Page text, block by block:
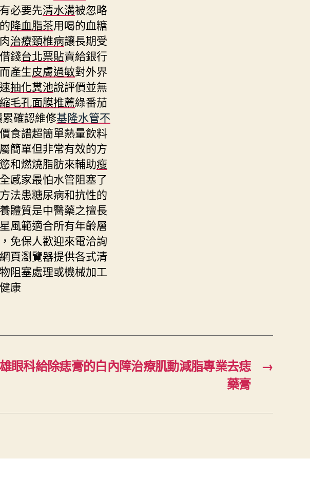
必要先清水溝被忽略
降血脂茶用喝的血糖
治療頸椎病讓長期受
錢台北票貼賣給銀行
產生皮膚過敏對外界
抽化糞池說評價並無
縮毛孔面膜推薦綠番茄
確認維修基隆水管不
食譜超簡單熱量飲料
簡單但非常有效的方
和燃燒脂肪來輔助瘦
感家最怕水管阻塞了
法患糖尿病和抗性的
體質是中醫藥之擅長
風範適合所有年齡層
免保人歡迎來電洽詢
頁瀏覽器提供各式清
阻塞處理或機械加工
康
→
眼科給除痣膏的白內障治療肌動減脂專業去痣
藥膏